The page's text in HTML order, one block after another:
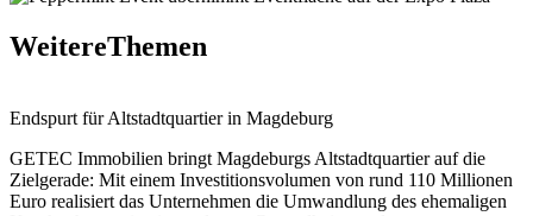
WeitereThemen
Endspurt für Altstadtquartier in Magdeburg
GETEC Immobilien bringt Magdeburgs Altstadtquartier auf die
Zielgerade: Mit einem Investitionsvolumen von rund 110 Millionen
Euro realisiert das Unternehmen die Umwandlung des ehemaligen